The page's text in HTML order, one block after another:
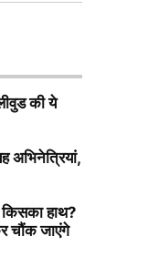
की ये
अभिनेत्रियां,
हाथ?
चौंक जाएंगे